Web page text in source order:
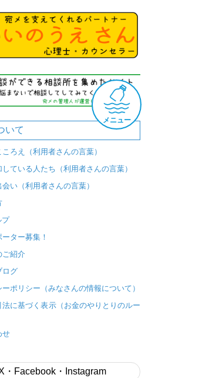
メニュー
いて
ろえ（利用者さんの言葉）
ている人たち（利用者さんの言葉）
い（利用者さんの言葉）
プ
ター募集！
ご紹介
ログ
ポリシー（みなさんの情報について）
法に基づく表示（お金のやりとりのルー
せ
・Facebook・Instagram